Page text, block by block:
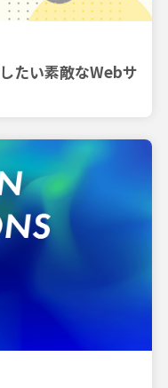
たい素敵なWebサ